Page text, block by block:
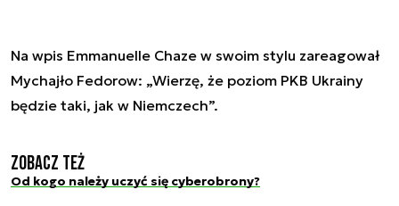
Na wpis Emmanuelle Chaze w swoim stylu zareagował
Mychajło Fedorow: „Wierzę, że poziom PKB Ukrainy
będzie taki, jak w Niemczech”.
Zobacz też
Od kogo należy uczyć się cyberobrony?